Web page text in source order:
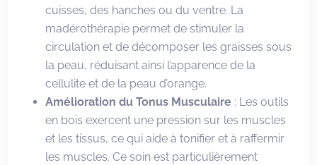
cuisses, des hanches ou du ventre. La
madérothérapie permet de stimuler la
circulation et de décomposer les graisses sous
la peau, réduisant ainsi l’apparence de la
cellulite et de la peau d’orange.
Amélioration du Tonus Musculaire : Les outils
en bois exercent une pression sur les muscles
et les tissus, ce qui aide à tonifier et à raffermir
les muscles. Ce soin est particulièrement